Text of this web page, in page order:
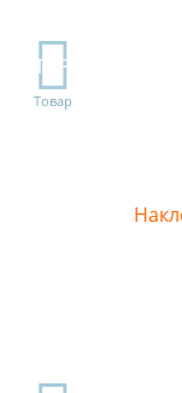
TOP
Товар